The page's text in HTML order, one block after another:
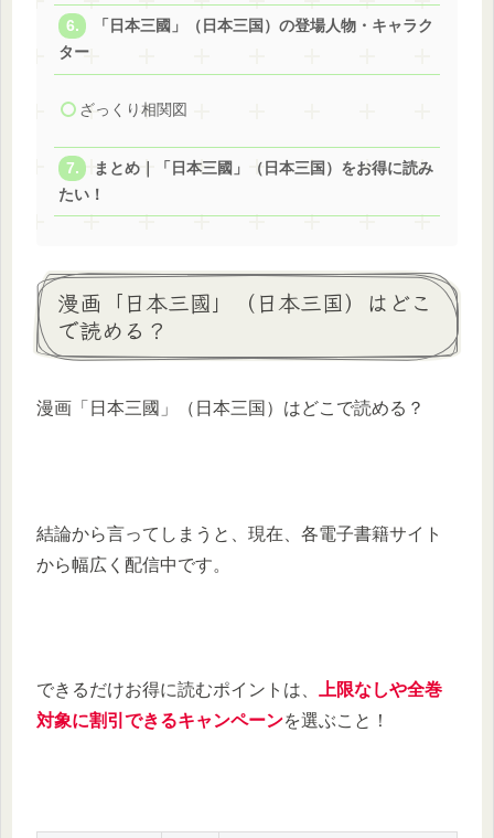
「日本三國」（日本三国）の登場人物・キャラク
ター
ざっくり相関図
まとめ｜「日本三國」（日本三国）をお得に読み
たい！
漫画「日本三國」（日本三国）はどこ
で読める？
漫画「日本三國」（日本三国）はどこで読める？
結論から言ってしまうと、現在、各電子書籍サイト
から幅広く配信中です。
できるだけお得に読むポイントは、
上限なしや全巻
対象に割引できるキャンペーンを選ぶこと！